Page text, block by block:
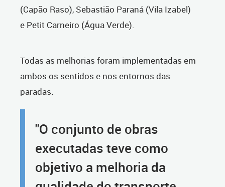
(Capão Raso), Sebastião Paraná (Vila Izabel)
e Petit Carneiro (Água Verde).
Todas as melhorias foram implementadas em
ambos os sentidos e nos entornos das
paradas.
"O conjunto de obras
executadas teve como
objetivo a melhoria da